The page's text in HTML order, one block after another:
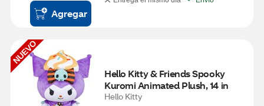
Agregar
NUEVO
Hello Kitty & Friends Spooky
Kuromi Animated Plush, 14 in
Hello Kitty